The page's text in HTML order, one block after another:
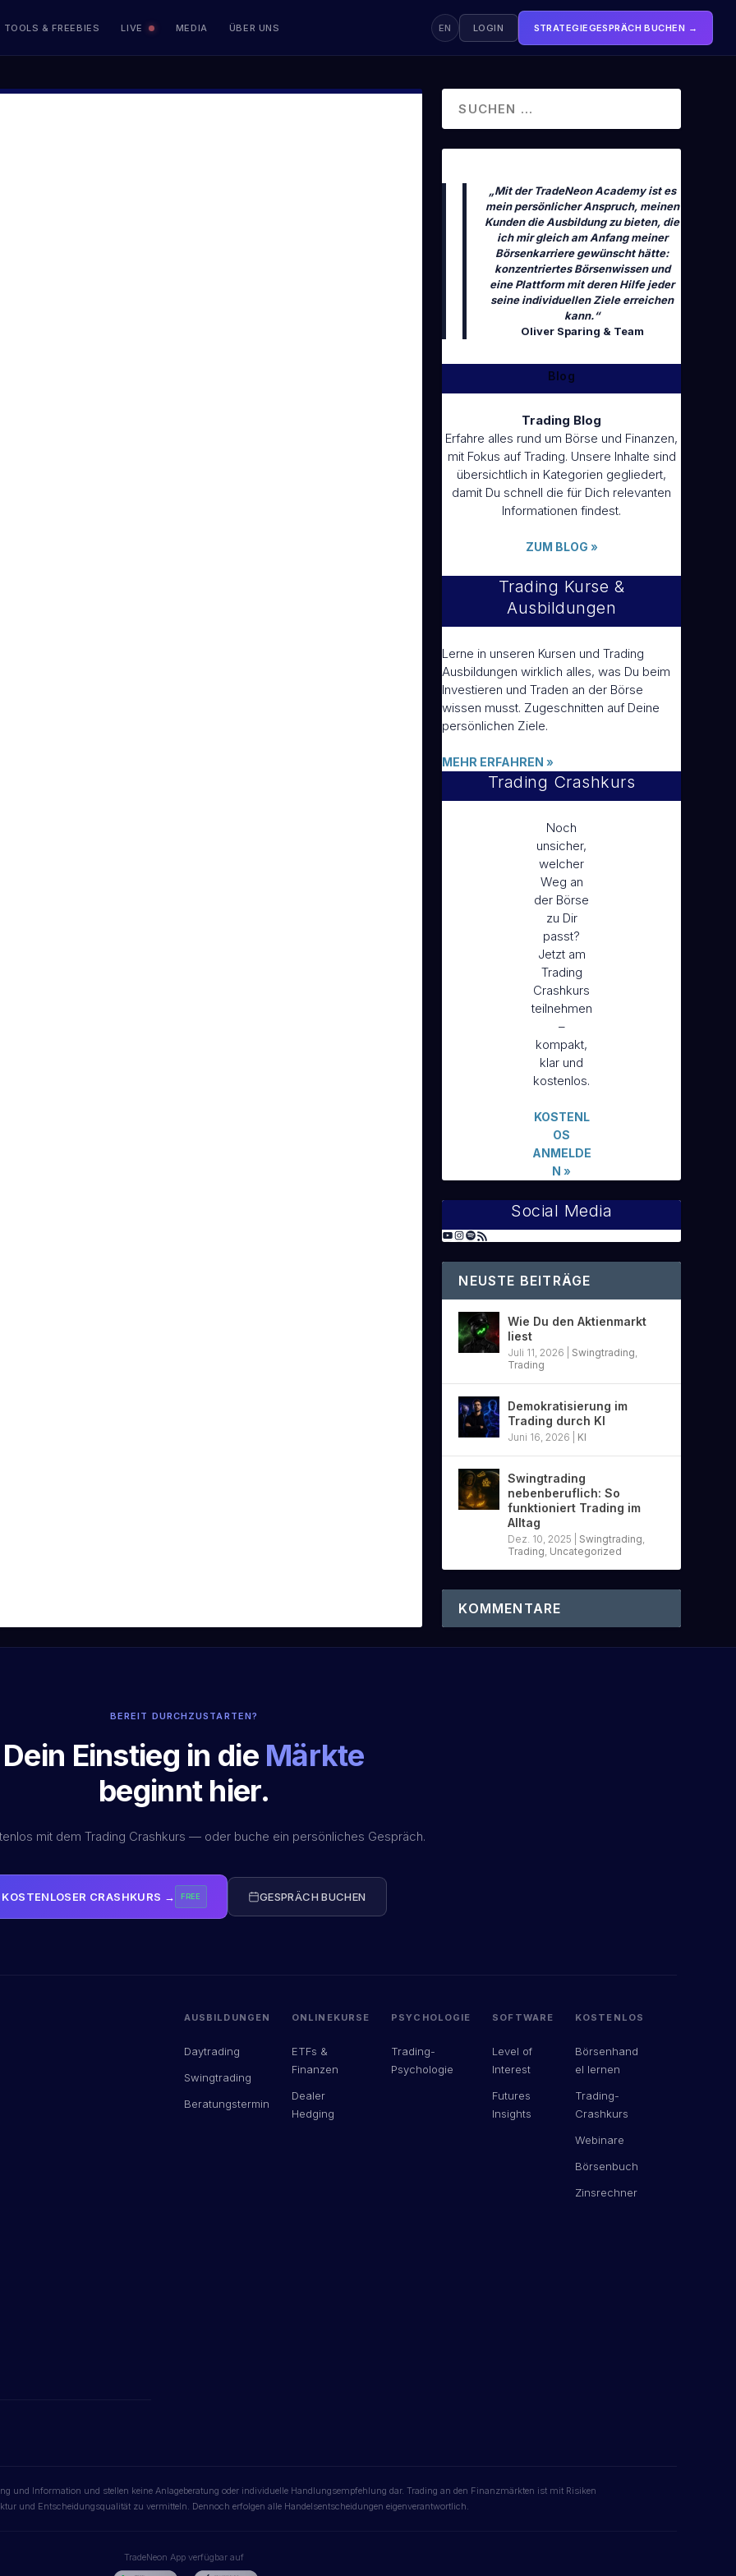
TOOLS & FREEBIES LIVE MEDIA ÜBER UNS EN LOGIN STRATEGIEGESPRÄCH BUCHEN →
Trading Crashkurs
80 Minuten · Dein kompletter Börseneinstieg
Börsenbuch
Das komplette Börsengrundwissen
„Mit der TradeNeon Academy ist es
mein persönlicher Anspruch, meinen
Kunden die Ausbildung zu bieten, die
ich mir gleich am Anfang meiner
Börsenkarriere gewünscht hätte:
konzentriertes Börsenwissen und
eine Plattform mit deren Hilfe jeder
seine individuellen Ziele erreichen
kann.“
Oliver Sparing & Team
Blog
Trading Blog
Erfahre alles rund um Börse und Finanzen,
mit Fokus auf Trading. Unsere Inhalte sind
übersichtlich in Kategorien gegliedert,
damit Du schnell die für Dich relevanten
Informationen findest.
ZUM BLOG »
Trading Kurse &
Ausbildungen
Lerne in unseren Kursen und Trading
Ausbildungen wirklich alles, was Du beim
Investieren und Traden an der Börse
wissen musst. Zugeschnitten auf Deine
persönlichen Ziele.
MEHR ERFAHREN»
Trading Crashkurs
Noch
unsicher,
welcher
Weg an
der Börse
zu Dir
passt?
Jetzt am
Trading
Crashkurs
teilnehmen
–
kompakt,
klar und
kostenlos.
KOSTENL
OS
ANMELDE
N »
Social Media
NEUSTE BEITRÄGE
Wie Du den Aktienmarkt
liest
Juli 11, 2026 Swingtrading,
Trading
Demokratisierung im
Trading durch KI
Juni 16, 2026 KI
Swingtrading
nebenberuflich: So
funktioniert Trading im
Alltag
Dez. 10, 2025 Swingtrading,
Trading, Uncategorized
KOMMENTARE
BEREIT DURCHZUSTARTEN?
Dein Einstieg in die Märkte
beginnt hier.
mit dem Trading Crashkurs — oder buche ein persönliches Gespräch.
KOSTENLOSER CRASHKURS → FREE GESPRÄCH BUCHEN
AUSBILDUNGEN
Daytrading
Swingtrading
Beratungstermin
ONLINEKURSE
ETFs &
Finanzen
Dealer
Hedging
PSYCHOLOGIE
Trading-
Psychologie
SOFTWARE
Level of
Interest
Futures
Insights
KOSTENLOS
Börsenhand
el lernen
Trading-
Crashkurs
Webinare
Börsenbuch
Zinsrechner
und Information und stellen keine Anlageberatung oder individuelle Handlungsempfehlung dar. Trading an den Finanzmärkten ist mit Risiken
und Entscheidungsqualität zu vermitteln. Dennoch erfolgen alle Handelsentscheidungen eigenverantwortlich.
TradeNeon App verfügbar auf